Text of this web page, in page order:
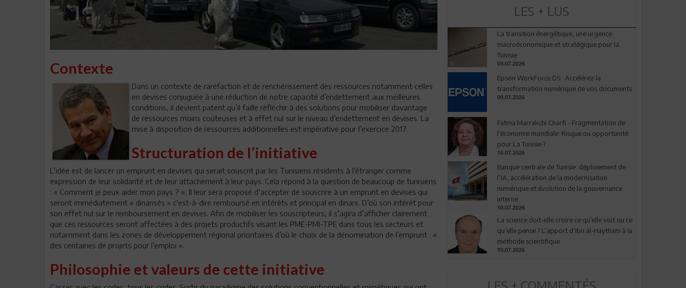
Contexte
Dans un contexte de raréfaction et de renchérissement des ressources notamment celles
en devises conjuguée à une réduction de notre capacité d’endettement aux meilleures
conditions, il devient patent qu’il faille réfléchir à des solutions pour mobiliser davantage
de ressources moins coûteuses et à effet nul sur le niveau d’endettement en devises. La
mise à disposition de ressources additionnelles est impérative pour l’exercice 2017.
Structuration de l’initiative
L’idée est de lancer un emprunt en devises qui serait souscrit par les Tunisiens résidents à l’étranger comme
expression de leur solidarité et de leur attachement à leur pays. Cela répond à la question de beaucoup de tunisiens
: « Comment je peux aider mon pays ? ». Il leur sera proposé d’accepter de souscrire à un emprunt en devises qui
seront immédiatement « dinarisés » c'est-à-dire remboursé en intérêts et principal en dinars. D’où son intérêt pour
son effet nul sur le remboursement en devises. Afin de mobiliser les souscripteurs, il s’agira d’afficher clairement
que ces ressources seront affectées à des projets productifs visant les PME-PMI-TPE dans tous les secteurs et
notamment dans les zones de développement régional prioritaires d’où le choix de la dénomination de l’emprunt : «
des centaines de projets pour l’emploi ».
Philosophie et valeurs de cette initiative
LES + LUS
La transition énergétique, une urgence
macroéconomique et stratégique pour la
Tunisie
09.07.2026
Epson WorkForce DS : Accélérez la
transformation numérique de vos documents
09.07.2026
Fatma Marrakchi Charfi - Fragmentation de
l’économie mondiale: Risque ou opportunité
pour La Tunisie ?
10.07.2026
Banque centrale de Tunisie: déploiement de
l’IA, accélération de la modernisation
numérique et évolution de la gouvernance
interne
10.07.2026
La science doit-elle croire ce qu’elle voit ou ce
qu’elle pense ? L’apport d’Ibn al-Haytham à la
méthode scientifique
10.07.2026